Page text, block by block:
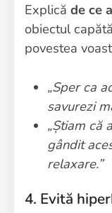
Explică de ce
obiectul
povestea
„Sper ca
savurezi
„Știam că
gândit
relaxare.”
4. Evită